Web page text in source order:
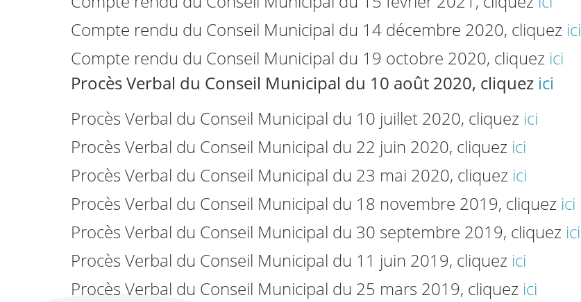
Compte rendu du Conseil Municipal du 14 décembre 2020, cliquez ici
Compte rendu du Conseil Municipal du 19 octobre 2020, cliquez ici
Procès Verbal du Conseil Municipal du 10 août 2020, cliquez ici
Procès Verbal du Conseil Municipal du 10 juillet 2020, cliquez ici
Procès Verbal du Conseil Municipal du 22 juin 2020, cliquez ici
Procès Verbal du Conseil Municipal du 23 mai 2020, cliquez ici
Procès Verbal du Conseil Municipal du 18 novembre 2019, cliquez ici
Procès Verbal du Conseil Municipal du 30 septembre 2019, cliquez ici
Procès Verbal du Conseil Municipal du 11 juin 2019, cliquez ici
Procès Verbal du Conseil Municipal du 25 mars 2019, cliquez ici